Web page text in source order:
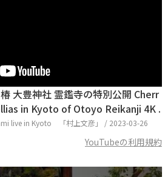
大豊神社 霊鑑寺の特別公開 Cherr
in Kyoto of Otoyo Reikanji 4K .
live in Kyoto 「村上文彦」 / 2023-03-26
YouTubeの利用規約